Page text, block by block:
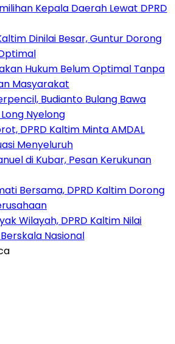
Kepala Daerah Lewat DPRD
Dinilai Besar, Guntur Dorong
Hukum Belum Optimal Tanpa
Masyarakat
Budianto Bulang Bawa
Nyelong
DPRD Kaltim Minta AMDAL
Menyeluruh
di Kubar, Pesan Kerukunan
Bersama, DPRD Kaltim Dorong
Wilayah, DPRD Kaltim Nilai
Nasional